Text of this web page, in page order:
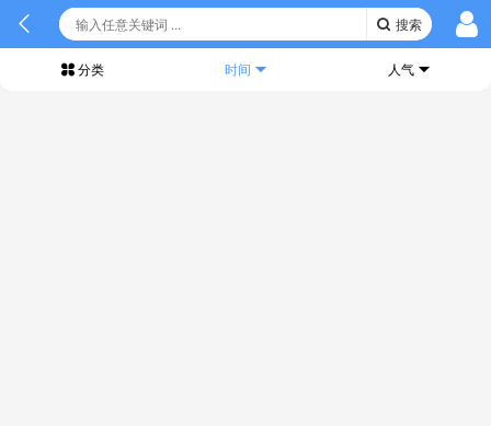
搜索
分类 时间 人气